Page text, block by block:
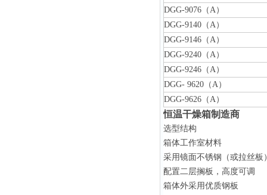
DGG-9076（A）
DGG-9140（A）
DGG-9146（A）
DGG-9240（A）
DGG-9246（A）
DGG- 9620（A）
DGG-9626（A）
恒温干燥箱制造商
选型结构
箱体工作室材料
采用镜面不锈钢（或拉丝板
配置二层搁板，高度可调
箱体外采用优质钢板